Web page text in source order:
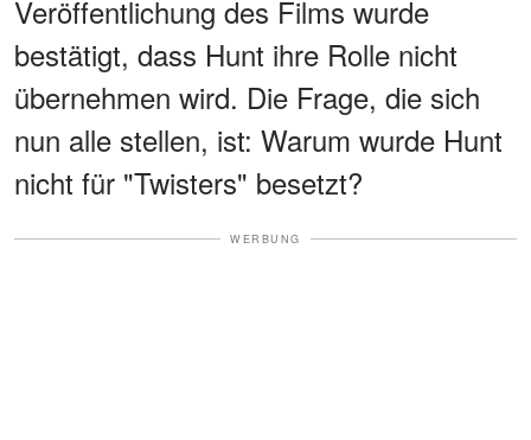
Veröffentlichung des Films wurde
bestätigt, dass Hunt ihre Rolle nicht
übernehmen wird. Die Frage, die sich
nun alle stellen, ist: Warum wurde Hunt
nicht für "Twisters" besetzt?
WERBUNG